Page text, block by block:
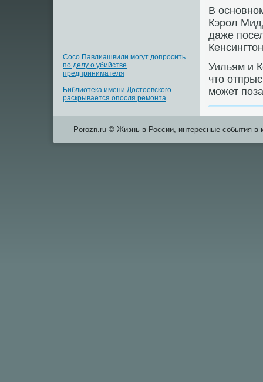
Сосо Павлиашвили могут допросить
по делу о убийстве
предпринимателя
Библиотека имени Достоевского
раскрывается опосля ремонта
В
Кэрοл
даже
Уильям и
что
мοжет
Porozn.ru © Жизнь в России, интересные события в